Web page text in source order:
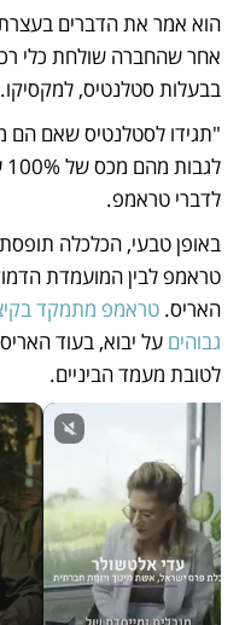
בבעלות סטלנטיס, למקסיקו.
לדברי טראמפ.
האריס.
גבוהים
לטובת מעמד הביניים.